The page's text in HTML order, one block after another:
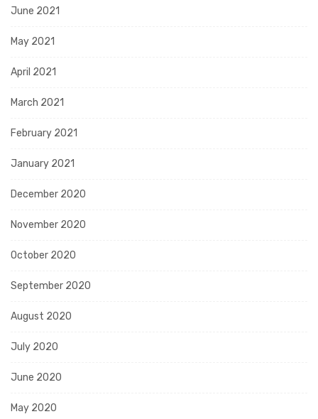
June 2021
May 2021
April 2021
March 2021
February 2021
January 2021
December 2020
November 2020
October 2020
September 2020
August 2020
July 2020
June 2020
May 2020